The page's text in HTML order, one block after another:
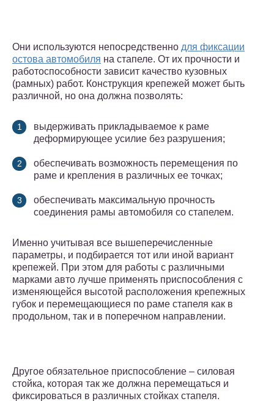
Они используются непосредственно для фиксации
остова автомобиля на стапеле. От их прочности и
работоспособности зависит качество кузовных
(рамных) работ. Конструкция крепежей может быть
различной, но она должна позволять:
выдерживать прикладываемое к раме
деформирующее усилие без разрушения;
обеспечивать возможность перемещения по
раме и крепления в различных ее точках;
обеспечивать максимальную прочность
соединения рамы автомобиля со стапелем.
Именно учитывая все вышеперечисленные
параметры, и подбирается тот или иной вариант
крепежей. При этом для работы с различными
марками авто лучше применять приспособления с
изменяющейся высотой расположения крепежных
губок и перемещающиеся по раме стапеля как в
продольном, так и в поперечном направлении.
Другое обязательное приспособление – силовая
стойка, которая так же должна перемещаться и
фиксироваться в различных стойках стапеля.